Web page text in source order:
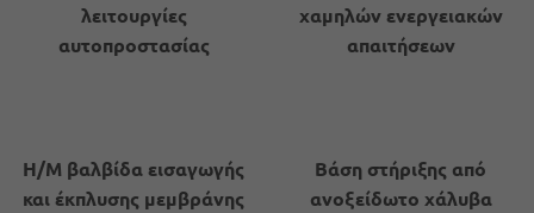
λειτουργίες
αυτοπροστασίας
χαμηλών ενεργειακών
απαιτήσεων
Η/Μ βαλβίδα εισαγωγής
και έκπλυσης μεμβράνης
Βάση στήριξης από
ανοξείδωτο χάλυβα